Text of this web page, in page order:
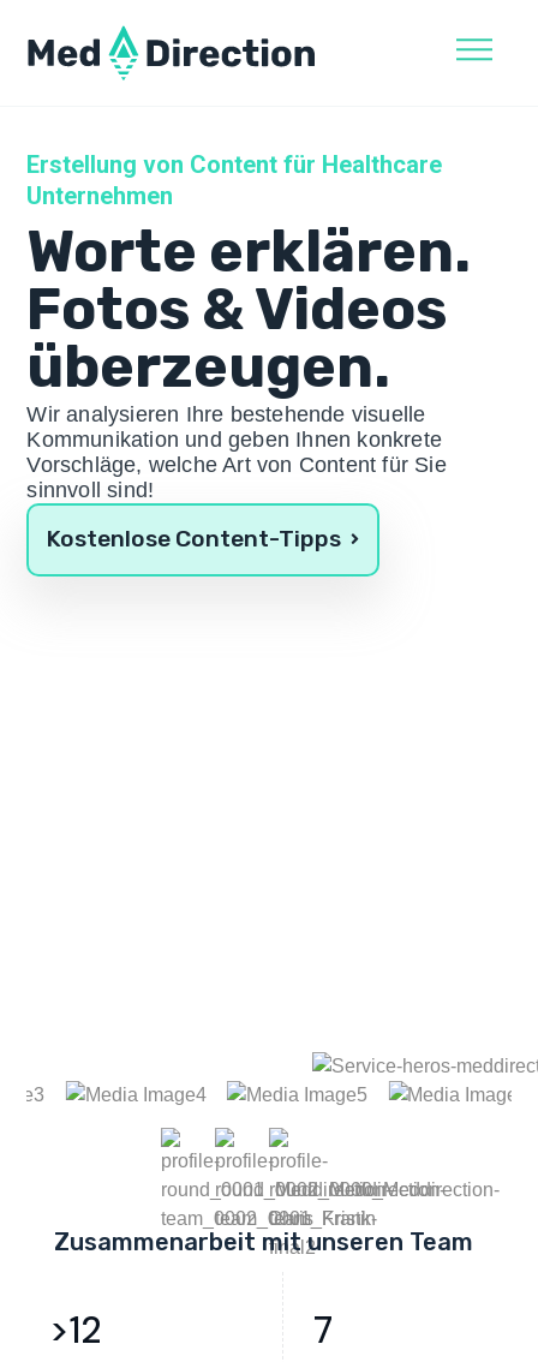
content
Erstellung von Content für Healthcare
Unternehmen
Worte erklären.
Fotos & Videos
überzeugen.
Wir analysieren Ihre bestehende visuelle
Kommunikation und geben Ihnen konkrete
Vorschläge, welche Art von Content für Sie
sinnvoll sind!
Kostenlose Content-Tipps
Zusammenarbeit mit unseren Team
>12 7